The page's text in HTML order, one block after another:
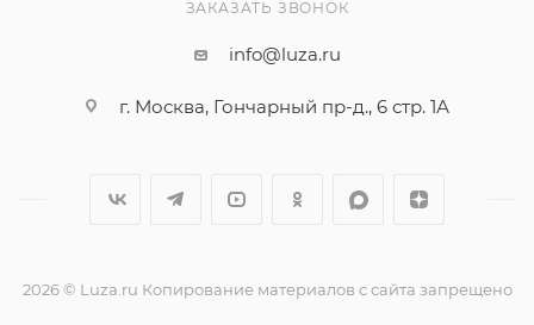
ЗАКАЗАТЬ ЗВОНОК
info@luza.ru
г. Москва, Гончарный пр-д., 6 стр. 1А
2026 © Luza.ru Копирование материалов с сайта запрещено